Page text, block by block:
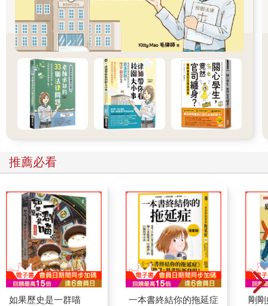
推薦必看
如果歷史是一群喵
一本書終結你的拖延症
剛